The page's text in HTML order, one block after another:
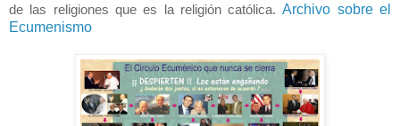
de las religiones que es la religión católica.Archivo sobre el
Ecumenismo